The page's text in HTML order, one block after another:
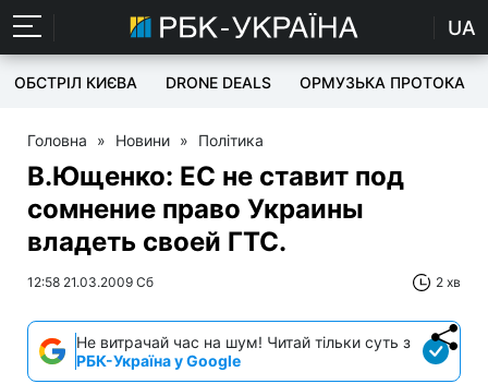
UA
ОБСТРІЛ КИЄВА DRONE DEALS ОРМУЗЬКА ПРОТОКА
Головна » Новини » Політика
В.Ющенко: ЕС не ставит под
сомнение право Украины
владеть своей ГТС.
12:58 21.03.2009 Сб 2 хв
Не витрачай час на шум! Читай тільки суть з
РБК-Україна у Google